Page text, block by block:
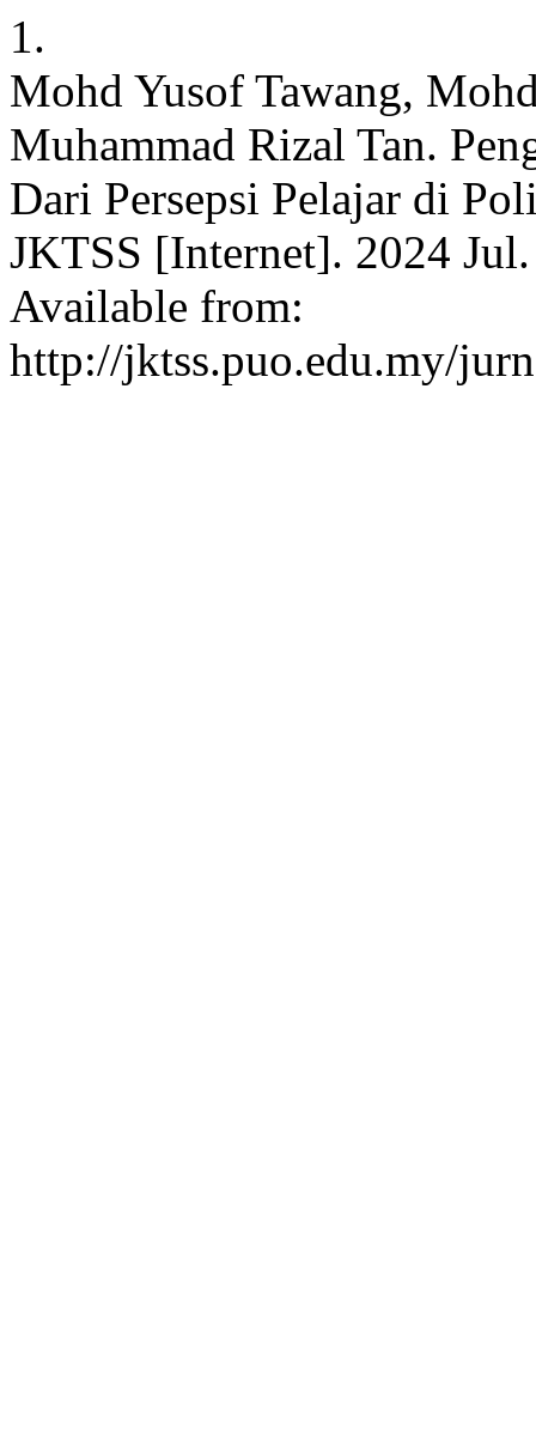
1.
Mohd Yusof Tawang,
Muhammad Rizal Tan.
Dari Persepsi Pelajar di
JKTSS [Internet]. 2024
Available from:
http://jktss.puo.edu.my/